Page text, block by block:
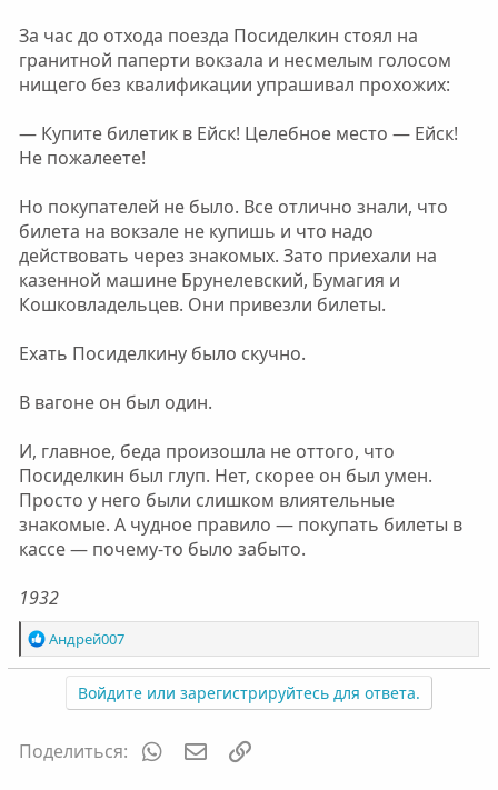
За час до отхода поезда Посиделкин стоял на
гранитной паперти вокзала и несмелым голосом
нищего без квалификации упрашивал прохожих:
— Купите билетик в Ейск! Целебное место — Ейск!
Не пожалеете!
Но покупателей не было. Все отлично знали, что
билета на вокзале не купишь и что надо
действовать через знакомых. Зато приехали на
казенной машине Брунелевский, Бумагия и
Кошковладельцев. Они привезли билеты.
Ехать Посиделкину было скучно.
В вагоне он был один.
И, главное, беда произошла не оттого, что
Посиделкин был глуп. Нет, скорее он был умен.
Просто у него были слишком влиятельные
знакомые. А чудное правило — покупать билеты в
кассе — почему-то было забыто.
1932
Р
е
и
Андрей007
Войдите или зарегистрируйтесь для ответа.
Поделиться: WhatsAppЭлектронная почта